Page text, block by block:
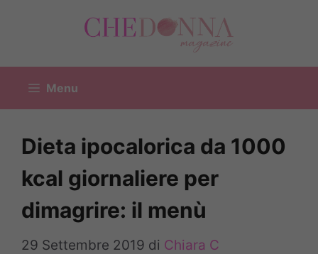
Menu
Dieta ipocalorica da 1000
kcal giornaliere per
dimagrire: il menù
29 Settembre 2019 di Chiara C